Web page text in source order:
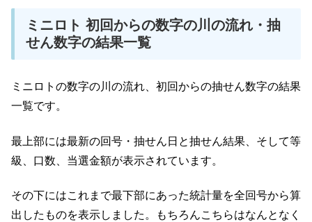
ミニロト 初回からの数字の川の流れ・抽
せん数字の結果一覧
ミニロトの数字の川の流れ、初回からの抽せん数字の結果
一覧です。
最上部には最新の回号・抽せん日と抽せん結果、そして等
級、口数、当選金額が表示されています。
その下にはこれまで最下部にあった統計量を全回号から算
出したものを表示しました。もちろんこちらはなんとなく